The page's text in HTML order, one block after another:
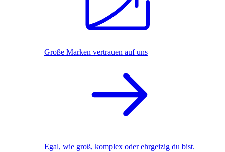
Große Marken vertrauen auf uns
Egal, wie groß, komplex oder ehrgeizig du bist.